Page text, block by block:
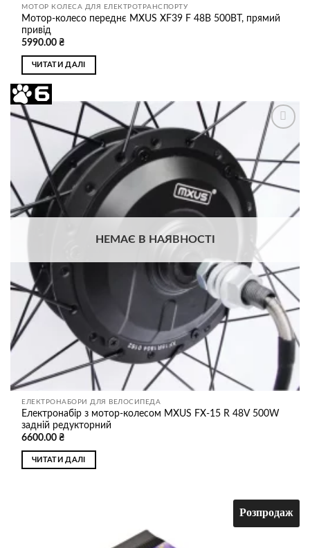
МОТОР КОЛЕСА ДЛЯ ЕЛЕКТРОТРАНСПОРТУ
Мотор-колесо переднє MXUS XF39 F 48В 500ВТ, прямий
привід
5990.00₴
ЧИТАТИ ДАЛІ
Додати
списку
бажань
НЕМАЄ В НАЯВНОСТІ
ЕЛЕКТРОНАБОРИ ДЛЯ ВЕЛОСИПЕДА
Електронабір з мотор-колесом MXUS FX-15 R 48V 500W
задній редукторний
6600.00₴
ЧИТАТИ ДАЛІ
Розпродаж